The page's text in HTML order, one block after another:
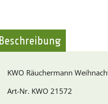
Beschreibung
KWO Räuchermann
Art-Nr. KWO 21572